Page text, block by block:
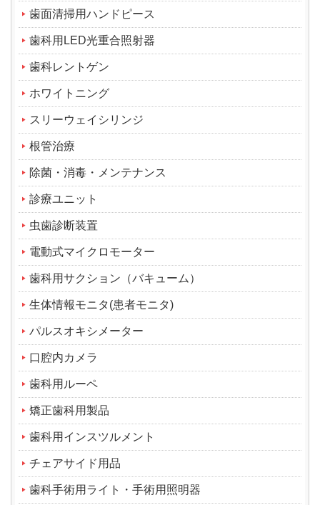
歯面清掃用ハンドピース
歯科用LED光重合照射器
歯科レントゲン
ホワイトニング
スリーウェイシリンジ
根管治療
除菌・消毒・メンテナンス
診療ユニット
虫歯診断装置
電動式マイクロモーター
歯科用サクション（バキューム）
生体情報モニタ(患者モニタ)
パルスオキシメーター
口腔内カメラ
歯科用ルーペ
矯正歯科用製品
歯科用インスツルメント
チェアサイド用品
歯科手術用ライト・手術用照明器